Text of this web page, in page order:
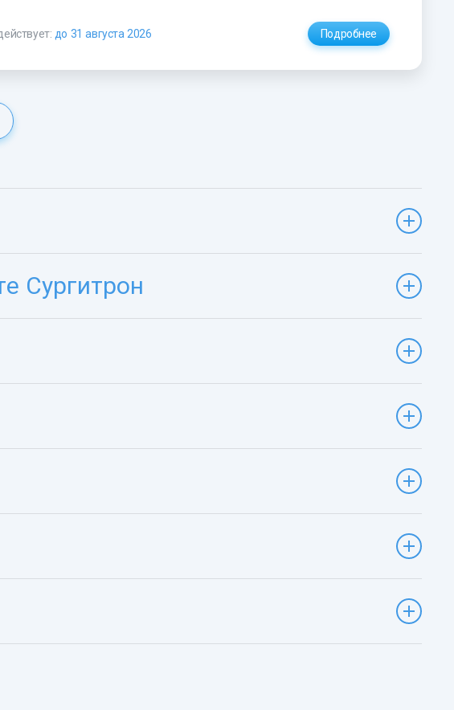
до 31 августа 2026 Подробнее
Сургитрон